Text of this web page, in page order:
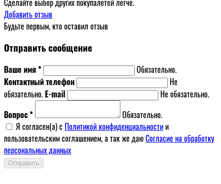
Добавить отзыв
Будьте первым, кто оставил отзыв
Отправить сообщение
Ваше имя *
Обязательно.
Контактный телефон
Не
обязательно. E-mail
Не обязательно.
Вопрос *
Обязательно.
Я согласен(a) с Политикой конфиденциальностии
пользовательским соглашением, а так же даюСогласие на обработку
персональных данных
Отправить